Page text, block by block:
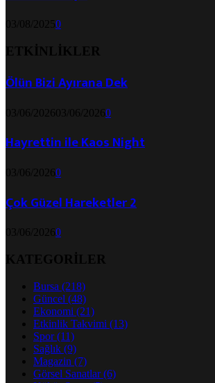
03/08/20250
ETKİNLİKLER
Ölün Bizi Ayırana Dek
03/06/202603/06/20260
Hayrettin ile Kaos Night
03/06/20260
Çok Güzel Hareketler 2
03/06/20260
KATEGORİLER
Bursa (218)
Güncel (48)
Ekonomi (21)
Etkinlik Takvimi (13)
Spor(11)
Sağlık (9)
Magazin (7)
Görsel Sanatlar(6)